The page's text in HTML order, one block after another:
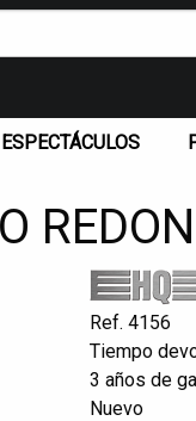
ESPECTÁCULOS
Ref. 4156
Tiempo
3 años de
Nuevo